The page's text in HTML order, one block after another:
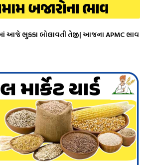
આજે ભુકકા બોલાવતી તેજી| આજના APMC ભાવ